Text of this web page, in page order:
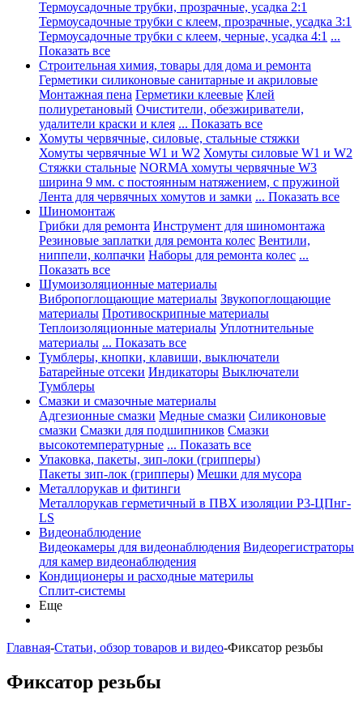
Термоусадочные трубки, прозрачные, усадка 2:1
Термоусадочные трубки с клеем, прозрачные, усадка 3:1
Термоусадочные трубки с клеем, черные, усадка 4:1 ...
Показать все
Строительная химия, товары для дома и ремонта
Герметики силиконовые санитарные и акриловые
Монтажная пена Герметики клеевые Клей
полиуретановый Очистители, обезжириватели,
удалители краски и клея ... Показать все
Хомуты червячные, силовые, стальные стяжки
Хомуты червячные W1 и W2 Хомуты силовые W1 и W2
Стяжки стальные NORMA хомуты червячные W3
ширина 9 мм. с постоянным натяжением, с пружиной
Лента для червячных хомутов и замки ... Показать все
Шиномонтаж
Грибки для ремонта Инструмент для шиномонтажа
Резиновые заплатки для ремонта колес Вентили,
ниппели, колпачки Наборы для ремонта колес ...
Показать все
Шумоизоляционные материалы
Вибропоглощающие материалы Звукопоглощающие
материалы Противоскрипные материалы
Теплоизоляционные материалы Уплотнительные
материалы ... Показать все
Тумблеры, кнопки, клавиши, выключатели
Батарейные отсеки Индикаторы Выключатели
Тумблеры
Смазки и смазочные материалы
Адгезионные смазки Медные смазки Силиконовые
смазки Смазки для подшипников Смазки
высокотемпературные ... Показать все
Упаковка, пакеты, зип-локи (грипперы)
Пакеты зип-лок (грипперы) Мешки для мусора
Металлорукав и фитинги
Металлорукав герметичный в ПВХ изоляции Р3-ЦПнг-
LS
Видеонаблюдение
Видеокамеры для видеонаблюдения Видеорегистраторы
для камер видеонаблюдения
Кондиционеры и расходные материлы
Сплит-системы
Еще
Главная-Статьи, обзор товаров и видео-Фиксатор резьбы
Фиксатор резьбы